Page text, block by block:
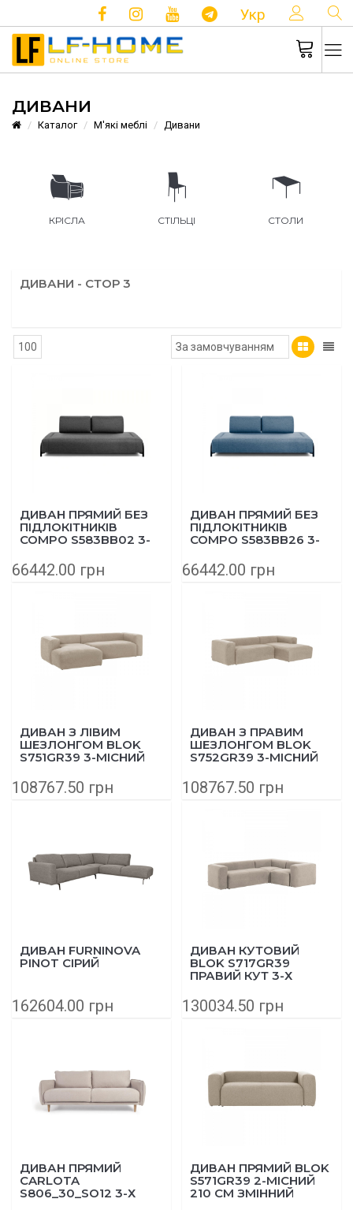
Укр
ДИВАНИ
Каталог М'які меблі Дивани
КРІСЛА СТІЛЬЦІ СТОЛИ
ДИВАНИ - СТОР 3
ДИВАН ПРЯМИЙ БЕЗ
ПІДЛОКІТНИКІВ
COMPO S583BB02 3-
ТЕМНО-СІРИЙ
66442.00 грн
ДИВАН ПРЯМИЙ БЕЗ
ПІДЛОКІТНИКІВ
COMPO S583BB26 3-
66442.00 грн
ДИВАН З ЛІВИМ
ШЕЗЛОНГОМ BLOK
S751GR39 3-МІСНИЙ
108767.50 грн
ДИВАН З ПРАВИМ
ШЕЗЛОНГОМ BLOK
S752GR39 3-МІСНИЙ
108767.50 грн
ДИВАН FURNINOVA
PINOT СІРИЙ
162604.00 грн
ДИВАН КУТОВИЙ
BLOK S717GR39
ПРАВИЙ КУТ 3-Х
СМ БЕЖЕВИЙ
130034.50 грн
ДИВАН ПРЯМИЙ
CARLOTA
S806_30_SO12 3-Х
ДИВАН ПРЯМИЙ BLOK
S571GR39 2-МІСНИЙ
210 СМ ЗМІННИЙ